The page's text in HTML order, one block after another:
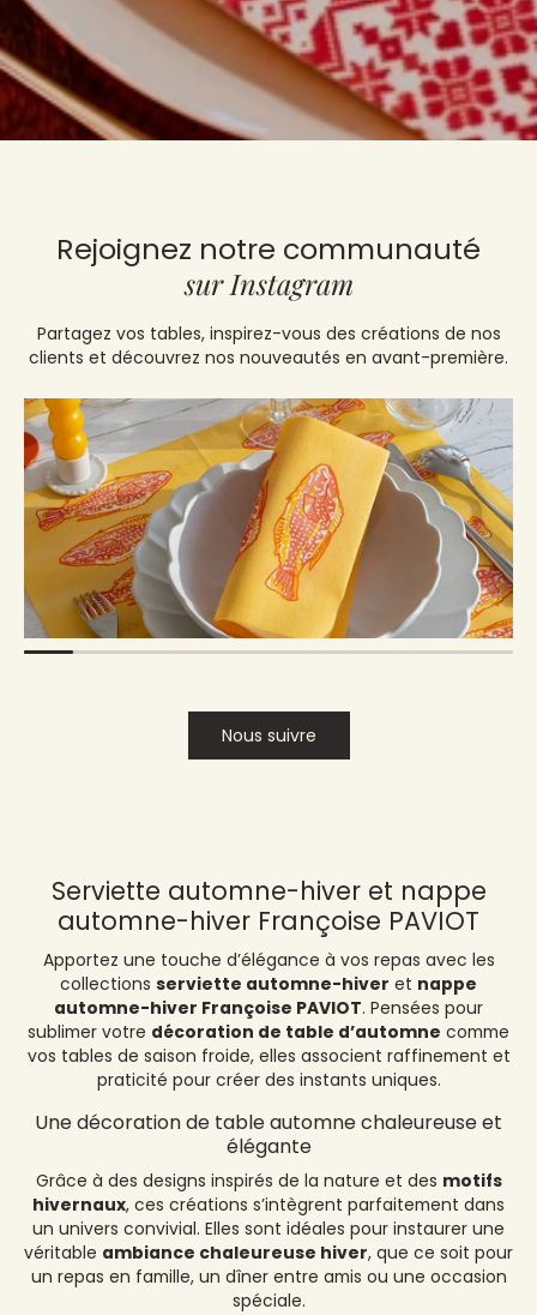
Rejoignez notre communauté
sur Instagram
Partagez vos tables, inspirez-vous des créations de nos
clients et découvrez nos nouveautés en avant-première.
Nous suivre
Serviette automne-hiver et nappe
automne-hiver Françoise PAVIOT
Apportez une touche d’élégance à vos repas avec les
collections serviette automne-hiver et nappe
automne-hiver Françoise PAVIOT. Pensées pour
sublimer votre décoration de table d’automne comme
vos tables de saison froide, elles associent raffinement et
praticité pour créer des instants uniques.
Une décoration de table automne chaleureuse et
élégante
Grâce à des designs inspirés de la nature et des motifs
hivernaux, ces créations s’intègrent parfaitement dans
un univers convivial. Elles sont idéales pour instaurer une
véritable ambiance chaleureuse hiver, que ce soit pour
un repas en famille, un dîner entre amis ou une occasion
spéciale.